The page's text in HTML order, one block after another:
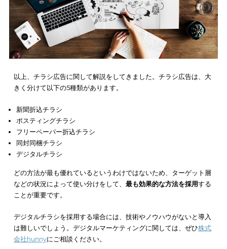
きる
布しなければなりません。そのため、費用対効果としては薄い
えられるため、コスト面で考えるとやや割高であると言えるで